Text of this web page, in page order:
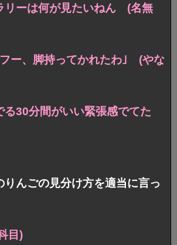
リーは何が見たいねん (名無
ー、脚持ってかれたわ｣ (やな
る30分間がいい緊張感でてた
りんごの見分け方を適当に言っ
目)